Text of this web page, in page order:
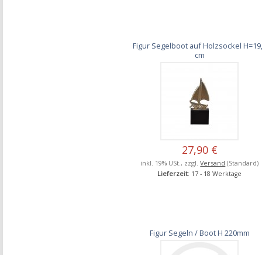
Figur Segelboot auf Holzsockel
cm
27,90 €
inkl. 19% USt., zzgl.Versand (Standard)
Lieferzeit: 17 - 18 Werktage
Figur Segeln / Boot H 220mm